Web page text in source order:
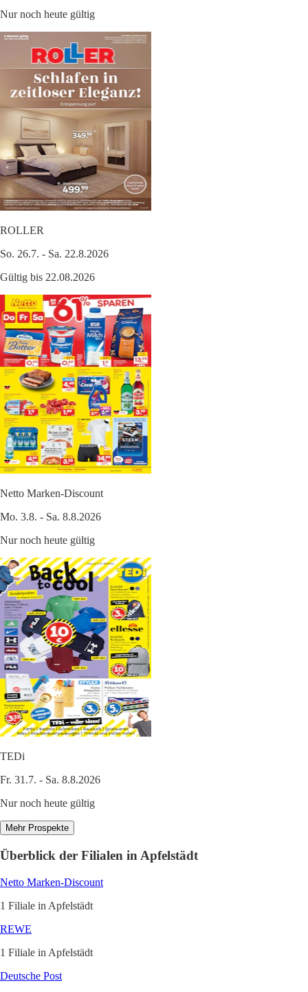
Nur noch heute gültig
ROLLER
So. 26.7. - Sa. 22.8.2026
Gültig bis 22.08.2026
Netto Marken-Discount
Mo. 3.8. - Sa. 8.8.2026
Nur noch heute gültig
TEDi
Fr. 31.7. - Sa. 8.8.2026
Nur noch heute gültig
Mehr Prospekte
Überblick der Filialen in Apfelstädt
Netto Marken-Discount
1 Filiale in Apfelstädt
REWE
1 Filiale in Apfelstädt
Deutsche Post